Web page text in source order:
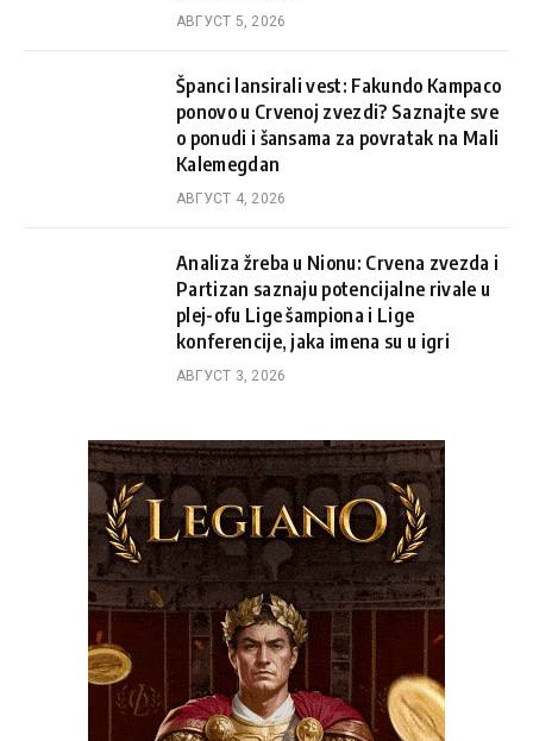
АВГУСТ 5, 2026
Španci lansirali vest: Fakundo Kampaco
ponovo u Crvenoj zvezdi? Saznajte sve
o ponudi i šansama za povratak na Mali
Kalemegdan
АВГУСТ 4, 2026
Analiza žreba u Nionu: Crvena zvezda i
Partizan saznaju potencijalne rivale u
plej-ofu Lige šampiona i Lige
konferencije, jaka imena su u igri
АВГУСТ 3, 2026